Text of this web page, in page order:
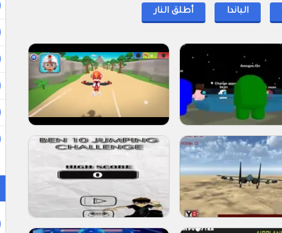
الباندا أطلق النار